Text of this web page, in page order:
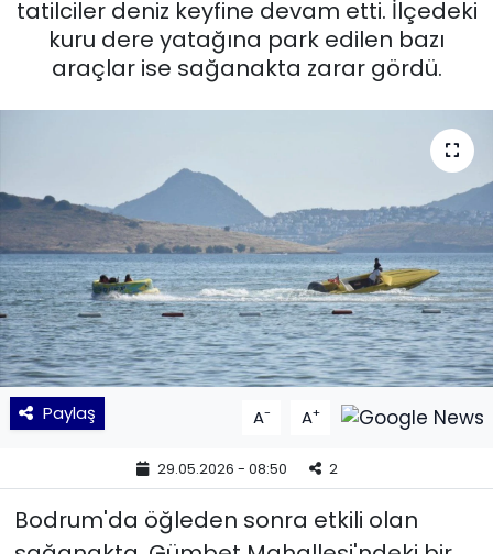
tatilciler deniz keyfine devam etti. İlçedeki
kuru dere yatağına park edilen bazı
araçlar ise sağanakta zarar gördü.
Paylaş A- A+
29.05.2026 - 08:50 2
Bodrum'da öğleden sonra etkili olan
English News
GÜNCEL
MAGAZİN
POLİTİKA
SAĞLIK
Siyaset
SPOR
TEKNOLOJİ
Yaşam
Haber Arşivi